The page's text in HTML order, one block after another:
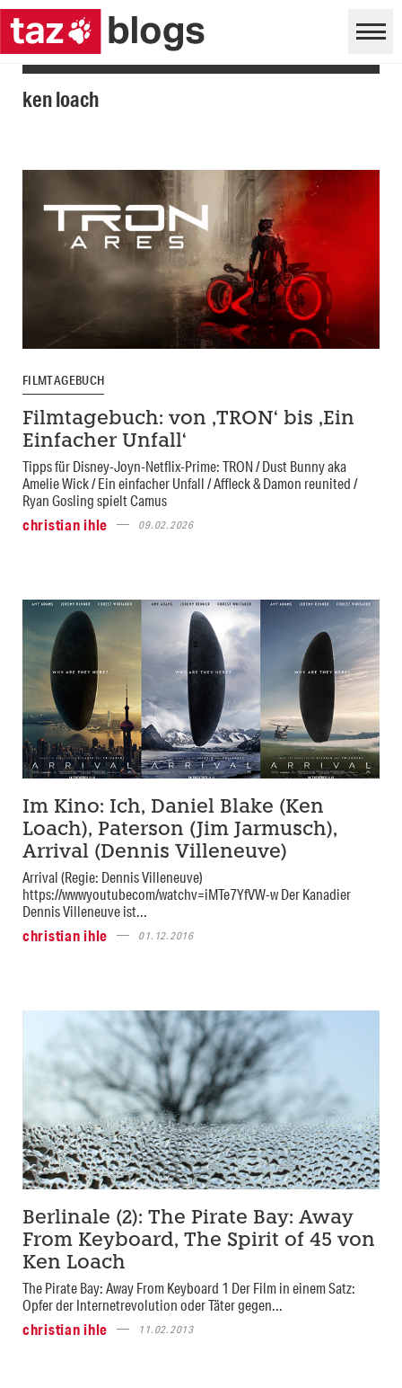
ken loach
FILMTAGEBUCH
Filmtagebuch: von ‚TRON‘ bis ‚Ein
Einfacher Unfall‘
Tipps für Disney-Joyn-Netflix-Prime: TRON / Dust Bunny aka
Amelie Wick / Ein einfacher Unfall / Affleck & Damon reunited /
Ryan Gosling spielt Camus
christian ihle
09.02.2026
Im Kino: Ich, Daniel Blake (Ken
Loach), Paterson (Jim Jarmusch),
Arrival (Dennis Villeneuve)
Arrival (Regie: Dennis Villeneuve)
https://wwwyoutubecom/watchv=iMTe7YfVW-w Der Kanadier
Dennis Villeneuve ist...
christian ihle
01.12.2016
Berlinale (2): The Pirate Bay: Away
From Keyboard, The Spirit of 45 von
Ken Loach
The Pirate Bay: Away From Keyboard 1 Der Film in einem Satz:
Opfer der Internetrevolution oder Täter gegen...
christian ihle
11.02.2013